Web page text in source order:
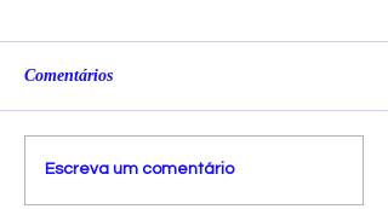
Comentários
Escreva um comentário